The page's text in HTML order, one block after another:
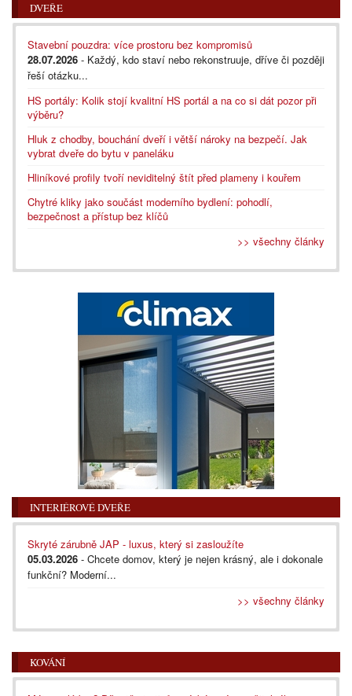
DVEŘE
Stavební pouzdra: více prostoru bez kompromisů
28.07.2026 - Každý, kdo staví nebo rekonstruuje, dříve či později
řeší otázku...
HS portály: Kolik stojí kvalitní HS portál a na co si dát pozor při
výběru?
Hluk z chodby, bouchání dveří i větší nároky na bezpečí. Jak
vybrat dveře do bytu v paneláku
Hliníkové profily tvoří neviditelný štít před plameny i kouřem
Chytré kliky jako součást moderního bydlení: pohodlí,
bezpečnost a přístup bez klíčů
>> všechny články
INTERIÉROVÉ DVEŘE
Skryté zárubně JAP - luxus, který si zasloužíte
05.03.2026 - Chcete domov, který je nejen krásný, ale i dokonale
funkční? Moderní...
>> všechny články
KOVÁNÍ